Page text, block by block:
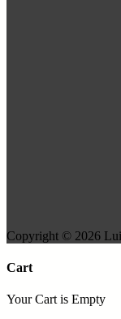
Copyright © 2026
Cart
Your Cart is Empty